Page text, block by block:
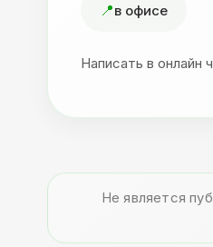
в офисе
Написать в онлайн
Не является